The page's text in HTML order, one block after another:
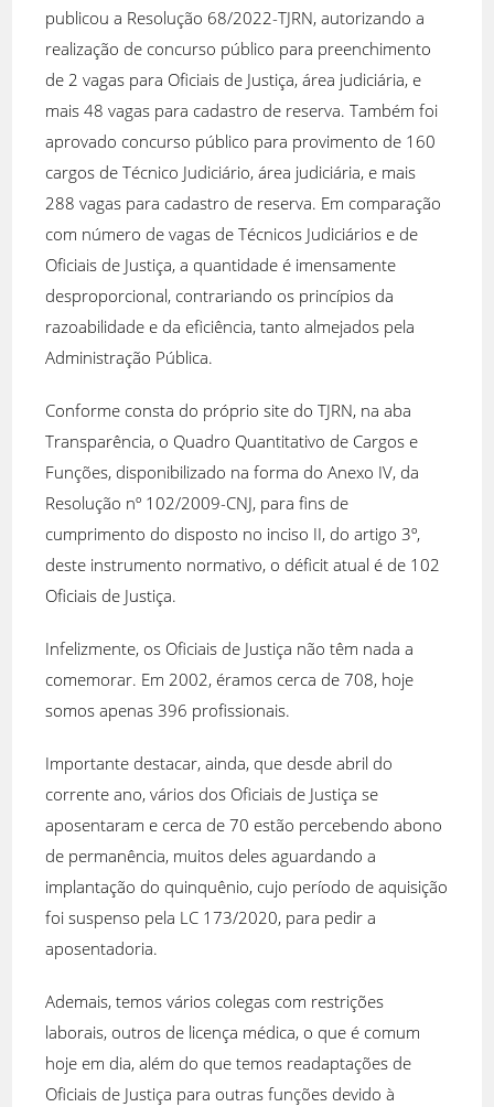
publicou a Resolução 68/2022-TJRN, autorizando a
realização de concurso público para preenchimento
de 2 vagas para Oficiais de Justiça, área judiciária, e
mais 48 vagas para cadastro de reserva. Também foi
aprovado concurso público para provimento de 160
cargos de Técnico Judiciário, área judiciária, e mais
288 vagas para cadastro de reserva. Em comparação
com número de vagas de Técnicos Judiciários e de
Oficiais de Justiça, a quantidade é imensamente
desproporcional, contrariando os princípios da
razoabilidade e da eficiência, tanto almejados pela
Administração Pública.
Conforme consta do próprio site do TJRN, na aba
Transparência, o Quadro Quantitativo de Cargos e
Funções, disponibilizado na forma do Anexo IV, da
Resolução nº 102/2009-CNJ, para fins de
cumprimento do disposto no inciso II, do artigo 3º,
deste instrumento normativo, o déficit atual é de 102
Oficiais de Justiça.
Infelizmente, os Oficiais de Justiça não têm nada a
comemorar. Em 2002, éramos cerca de 708, hoje
somos apenas 396 profissionais.
Importante destacar, ainda, que desde abril do
corrente ano, vários dos Oficiais de Justiça se
aposentaram e cerca de 70 estão percebendo abono
de permanência, muitos deles aguardando a
implantação do quinquênio, cujo período de aquisição
foi suspenso pela LC 173/2020, para pedir a
aposentadoria.
Ademais, temos vários colegas com restrições
laborais, outros de licença médica, o que é comum
hoje em dia, além do que temos readaptações de
Oficiais de Justiça para outras funções devido à